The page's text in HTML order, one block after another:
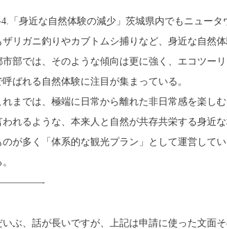
4.「身近な自然体験の減少」茨城県内でもニュー
ザリガニ釣りやカブトムシ捕りなど、身近な自然
市部では、そのような傾向は更に強く、エコツー
呼ばれる自然体験に注目が集まっている。
れまでは、極端に日常から離れた非日常感を楽し
われるような、本来人と自然が共存共栄する身近
のが多く「体系的な観光プラン」として運営して
いぶ、話が長いですが、上記は申請に使った文面そ